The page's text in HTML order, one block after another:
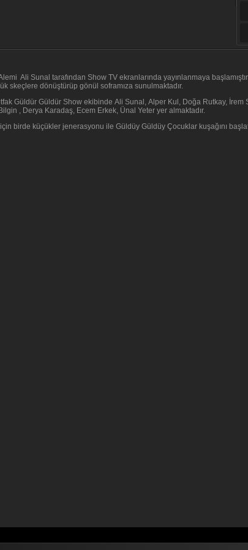
Ali Sunal tarafından Show TV ekranlarında yayınlanmaya
skeçlere dönüştürüp gönül soframıza sunulmaktadır.
Güldür Güldür Show ekibinde Ali Sunal, Alper Kul, Doğa Rutkay,
, Derya Karadaş, Ecem Erkek, Ünal Yeter yer almaktadır.
birde küçükler jenerasyonu ile Güldüy Güldüy Çocuklar kuşağını